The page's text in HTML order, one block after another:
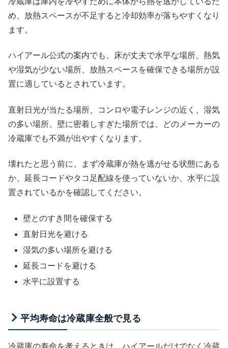
め、放熱スペースが不足すると冷却効率が落ちやすくなり
ます。
ハイアール公式の案内でも、床が丈夫で水平な場所、熱気
や湿気が少ない場所、放熱スペースを確保できる場所が設
置に適しているとされています。
直射日光が当たる場所、コンロや電子レンジの近く、湿気
の多い場所、壁に密着しすぎた場所では、どのメーカーの
冷蔵庫でも不満が出やすくなります。
壊れたと思う前に、まず冷蔵庫が熱を逃がせる状態にある
か、延長コードやタコ足配線を使っていないか、水平に設
置されているかを確認してください。
壁とのすき間を確保する
直射日光を避ける
湿気の多い場所を避ける
延長コードを避ける
水平に設置する
平均寿命は冷蔵庫全般で見る
冷蔵庫の寿命を考えるときは、ハイアールだけでなく冷蔵